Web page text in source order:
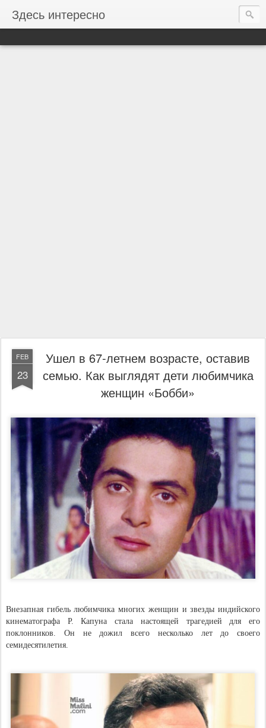
Здесь интересно
FEB
23
Ушел в 67-летнем возрасте, оставив
семью. Как выглядят дети любимчика
женщин «Бобби»
Внезапная гибель любимчика многих женщин и звезды индийского
кинематографа Р. Капуна стала настоящей трагедией для его
поклонников. Он не дожил всего несколько лет до своего
семидесятилетия.